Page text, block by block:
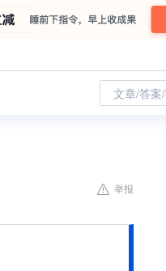
文章/答案
举报